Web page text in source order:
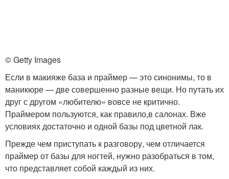
© Getty Images
Если в макияже база и праймер — это синонимы, то в
маникюре — две совершенно разные вещи. Но путать их
друг с другом «любителю» вовсе не критично.
Праймером пользуются, как правило,в салонах. Вже
условиях достаточно и одной базы под цветной лак.
Прежде чем приступать к разговору, чем отличается
праймер от базы для ногтей, нужно разобраться в том,
что представляет собой каждый из них.